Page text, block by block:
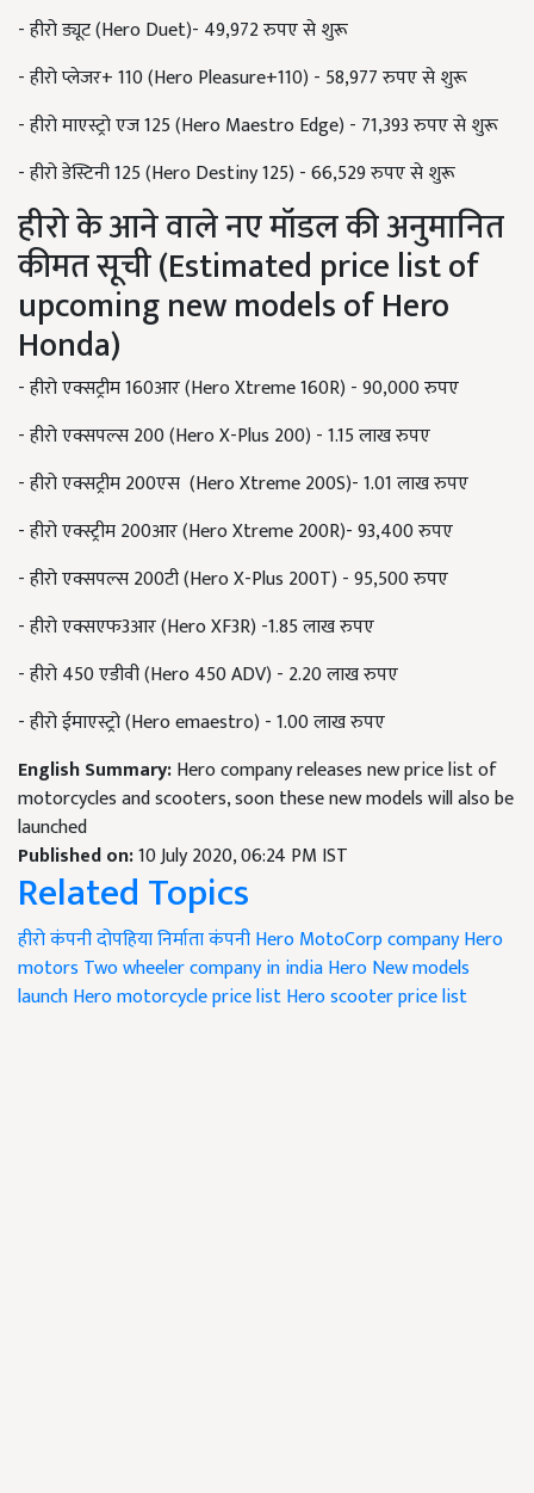
- हीरो ड्यूट (Hero Duet)- 49,972 रुपए से शुरू
- हीरो प्लेजर+ 110 (Hero Pleasure+110) - 58,977 रुपए से शुरू
- हीरो माएस्ट्रो एज 125 (Hero Maestro Edge) - 71,393 रुपए से शुरू
- हीरो डेस्टिनी 125 (Hero Destiny 125) - 66,529 रुपए से शुरू
हीरो के आने वाले नए मॉडल की अनुमानित
कीमत सूची (Estimated price list of
upcoming new models of Hero
Honda)
- हीरो एक्सट्रीम 160आर (Hero Xtreme 160R) - 90,000 रुपए
- हीरो एक्सपल्स 200 (Hero X-Plus 200) - 1.15 लाख रुपए
- हीरो एक्सट्रीम 200एस (Hero Xtreme 200S)- 1.01 लाख रुपए
- हीरो एक्स्ट्रीम 200आर (Hero Xtreme 200R)- 93,400 रुपए
- हीरो एक्सपल्स 200टी (Hero X-Plus 200T) - 95,500 रुपए
- हीरो एक्सएफ3आर (Hero XF3R) -1.85 लाख रुपए
- हीरो 450 एडीवी (Hero 450 ADV) - 2.20 लाख रुपए
- हीरो ईमाएस्ट्रो (Hero emaestro) - 1.00 लाख रुपए
English Summary:Hero company releases new price list of
motorcycles and scooters, soon these new models will also be
launched
Published on:10 July 2020, 06:24 PM IST
Related Topics
हीरो कंपनीदोपहिया निर्माता कंपनीHero MotoCorp companyHero
motors Two wheeler company in indiaHero New models
launchHero motorcycle price listHero scooter price list